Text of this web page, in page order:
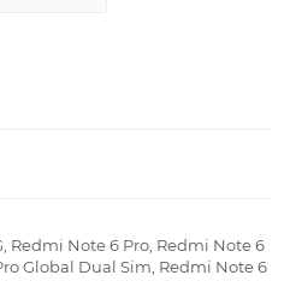
Redmi Note 6 Pro, Redmi Note 6
Global Dual Sim, Redmi Note 6